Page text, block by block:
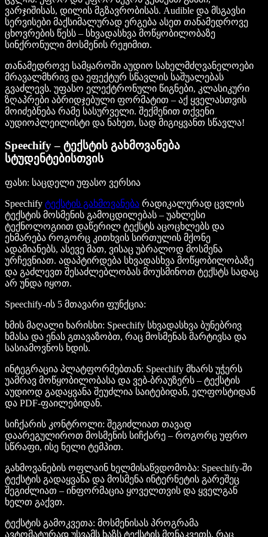
ვარჯიშისას, დილის მგზავრობისას. Audible და მსგავსი
სერვისები მაქსიმალურად ერგება ასეთ თანამედროვე
ცხოვრების წესს – სხვადასხვა მოწყობილობაზე
სინქრონული მოსმენის რეჟიმით.
თანამედროვე სამყაროში აუდიო სახელმძღვანელოები
მრავალმხრივ და ეფექტურ სწავლის საშუალებას
გვაძლევს. უფასო ელექტრონული წიგნები, კლასიკური
ზღაპრები აბრიდჯებული ფორმატით – აქ ყველასთვის
მოიძებნება რამე სასურველი. შექმენით თქვენი
აუდიოპლეილისტი და ნახეთ, სად მიგიყვანთ სწავლა!
Speechify – ტექსტის გახმოვანება
სტუდენტებისთვის
ფასი: საცდელი უფასო ვერსია
Speechify ტექსტის გახმოვანება რადიკალურად ცვლის
ტექსტის მოსმენის გამოცდილებას – უახლესი
ტექნოლოგიით დაწერილ ტექსტს აცოცხლებს და
ეხმარება როგორც კითხვის სირთულის მქონე
ადამიანებს, ასევე მათ, ვისაც უბრალოდ მოსმენა
ურჩევნიათ. ადაპტირდება სხვადასხვა მოწყობილობაზე
და გაძლევთ შესაძლებლობას მოუსმინოთ ტექსტს სადაც
არ უნდა იყოთ.
Speechify-ის 5 მთავარი ფუნქცია:
ხმის მაღალი ხარისხი: Speechify სხვადასხვა ბუნებრივ
ხმასა და ენას გთავაზობთ, რაც მოსმენას მარტივსა და
სასიამოვნოს ხდის.
ინტეგრაცია პლატფორმებთან: Speechify მხარს უჭერს
უამრავ მოწყობილობასა და ვებ-ბრაუზერს – ტექსტის
აუდიოდ გადაყვანა შეუძლია საიტებიდან, ელფოსტიდან
და PDF-ფაილებიდან.
სიჩქარის კონტროლი: შეგიძლიათ თავად
დაარეგულიროთ მოსმენის სიჩქარე – როგორც უფრო
სწრაფი, ისე ნელი ტემპით.
გახმოვანების ოფლაინ ხელმისაწვდომობა: Speechify-ში
ტექსტის გადაყვანა და მოსმენა ინტერნეტის გარეშეც
შეგიძლიათ – ინფორმაცია ყოველთვის და ყველგან
ხელთ გაქვთ.
ტექსტის გამოკვეთა: მოსმენისას პროგრამა
ავტომატურად უსვამს ხაზს ტექსტის მონაკვეთს, რაც